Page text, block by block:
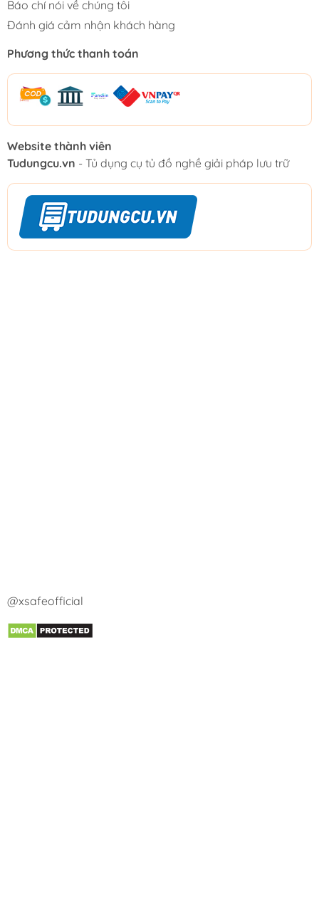
Báo chí nói về chúng tôi
Đánh giá cảm nhận khách hàng
Phương thức thanh toán
Website thành viên
Tudungcu.vn - Tủ dụng cụ tủ đồ nghề giải pháp lưu trữ
@xsafeofficial